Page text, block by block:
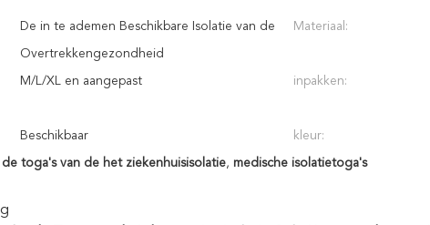
De in te ademen Beschikbare Isolatie van de
Overtrekkengezondheid
Materiaal:
M/L/XL en aangepast inpakken:
Beschikbaar kleur:
de toga's van de het ziekenhuisisolatie, medische isolatietoga's